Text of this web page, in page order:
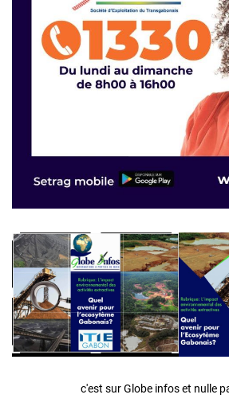
c'est sur Globe infos et nulle